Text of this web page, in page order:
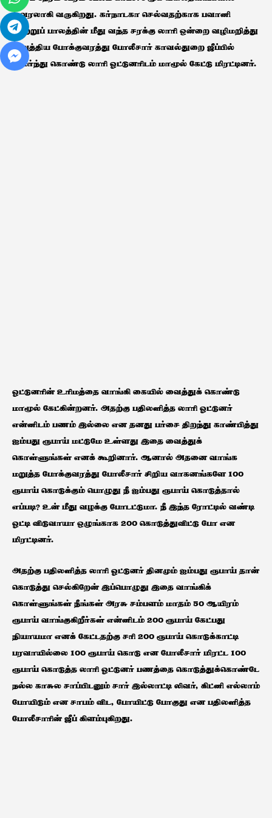
வைரலாகி வருகிறது. கர்நாடகா செல்வதற்காக பவானி
ஆற்றுப் பாலத்தின் மீது வந்த சரக்கு லாரி ஒன்றை வழிமறித்து
நிறுத்திய போக்குவரத்து போலீசார் காவல்துறை ஜீப்பில்
அமர்ந்து கொண்டு லாரி ஓட்டுனரிடம் மாமூல் கேட்டு மிரட்டினர்.
ஓட்டுனரின் உரிமத்தை வாங்கி கையில் வைத்துக் கொண்டு
மாமூல் கேட்கின்றனர். அதற்கு பதிலளித்த லாரி ஓட்டுனர்
என்னிடம் பணம் இல்லை என தனது பர்சை திறந்து காண்பித்து
ஐம்பது ரூபாய் மட்டுமே உள்ளது இதை வைத்துக்
கொள்ளுங்கள் எனக் கூறினார். ஆனால் அதனை வாங்க
மறுத்த போக்குவரத்து போலீசார் சிறிய வாகனங்களே 100
ரூபாய் கொடுக்கும் பொழுது நீ ஐம்பது ரூபாய் கொடுத்தால்
எப்படி? உன் மீது வழக்கு போடட்டுமா. நீ இந்த ரோட்டில் வண்டி
ஓட்டி விடுவாயா ஒழுங்காக 200 கொடுத்துவிட்டு போ என
மிரட்டினர்.
அதற்கு பதிலளித்த லாரி ஓட்டுனர் தினமும் ஐம்பது ரூபாய் தான்
கொடுத்து செல்கிறேன் இப்பொழுது இதை வாங்கிக்
கொள்ளுங்கள் நீங்கள் அரசு சம்பளம் மாதம் 50 ஆயிரம்
ரூபாய் வாங்குகிறீர்கள் என்னிடம் 200 ரூபாய் கேட்பது
நியாயமா எனக் கேட்டதற்கு சரி 200 ரூபாய் கொடுக்காட்டி
பரவாயில்லை 100 ரூபாய் கொடு என போலீசார் மிரட்ட 100
ரூபாய் கொடுத்த லாரி ஓட்டுனர் பணத்தை கொடுத்துக்கொண்டே
நல்ல காசுல சாப்பிடனும் சார் இல்லாட்டி லிவர், கிட்னி எல்லாம்
போயிடும் என சாபம் விட, போயிட்டு போகுது என பதிலளித்த
போலீசாரின் ஜீப் கிளம்புகிறது.